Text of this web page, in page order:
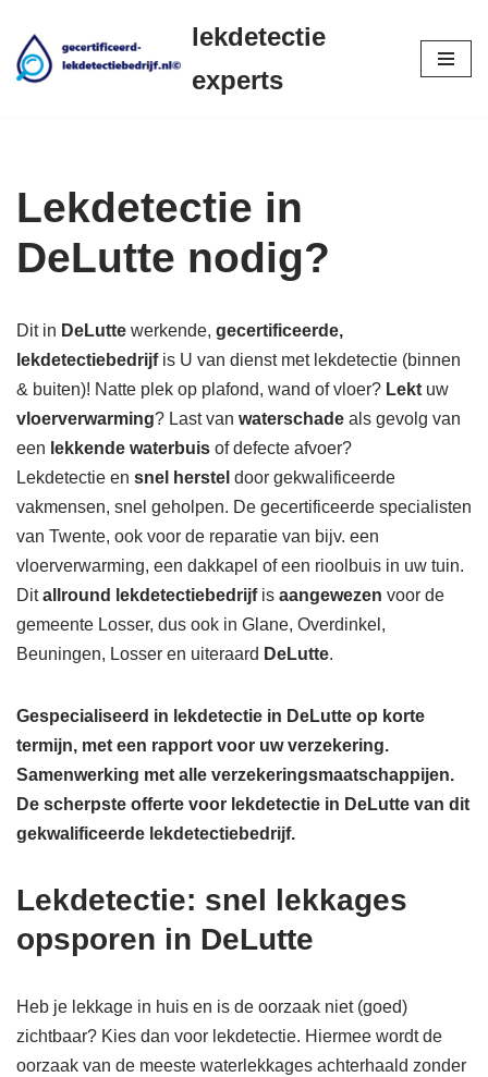
Ga
lekdetectie
experts
Lekdetectie in
DeLutte nodig?
Dit in DeLutte werkende, gecertificeerde,
lekdetectiebedrijf is U van dienst met lekdetectie (binnen
& buiten)! Natte plek op plafond, wand of vloer? Lekt uw
vloerverwarming? Last van waterschade als gevolg van
een lekkende waterbuis of defecte afvoer?
Lekdetectie en snel herstel door gekwalificeerde
vakmensen, snel geholpen. De gecertificeerde specialisten
van Twente, ook voor de reparatie van bijv. een
vloerverwarming, een dakkapel of een rioolbuis in uw tuin.
Ditallround lekdetectiebedrijfis aangewezen voor de
gemeente Losser, dus ook in Glane, Overdinkel,
Beuningen, Losser en uiteraard DeLutte.
Gespecialiseerd in lekdetectie in DeLutte op korte
termijn, met een rapport voor uw verzekering.
Samenwerking met alle verzekeringsmaatschappijen.
De scherpste offerte voor lekdetectie in DeLutte van dit
gekwalificeerde lekdetectiebedrijf.
Lekdetectie: snel lekkages
opsporen in DeLutte
Heb je lekkage in huis en is de oorzaak niet (goed)
zichtbaar? Kies dan voor lekdetectie. Hiermee wordt de
oorzaak van de meeste waterlekkages achterhaald zonder